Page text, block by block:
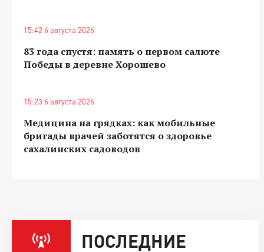
15:42 6 августа 2026
83 года спустя: память о первом салюте
Победы в деревне Хорошево
15:23 6 августа 2026
Медицина на грядках: как мобильные
бригады врачей заботятся о здоровье
сахалинских садоводов
ПОСЛЕДНИЕ